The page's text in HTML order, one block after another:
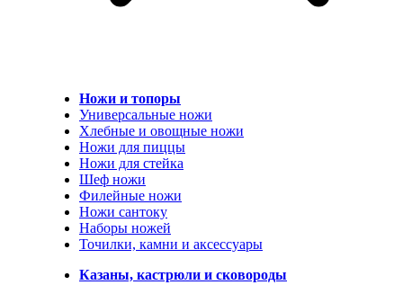
Ножи и топоры
Универсальные ножи
Хлебные и овощные ножи
Ножи для пиццы
Ножи для стейка
Шеф ножи
Филейные ножи
Ножи сантоку
Наборы ножей
Точилки, камни и аксессуары
Казаны, кастрюли и сковороды